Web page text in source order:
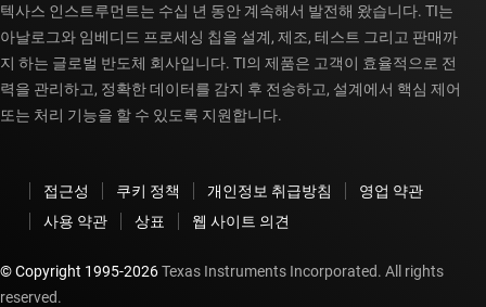
텍사스 인스트루먼트는 수십 년 동안 계속해서 발전해 왔습니다. TI는
아날로그와 임베디드 프로세싱 칩을 설계, 제조, 테스트 그리고 판매까
지 하는 글로벌 반도체 회사입니다. TI의 제품은 고객이 효율적으로 전
력을 관리하고, 정확한 데이터를 감지 후 전송하고, 설계에서 핵심 제어
또는 처리 기능을 할 수 있도록 지원합니다.
접근성 쿠키 정책 개인정보 취급방침
영업 약관
사용 약관
상표 웹 사이트 의견
© Copyright 1995-2026Texas Instruments Incorporated. All rights
reserved.